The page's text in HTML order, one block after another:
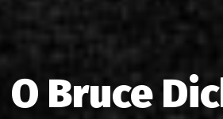
TOURS
Ο Bruce